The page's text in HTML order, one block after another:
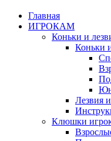
Главная
ИГРОКАМ
Коньки и
Коньки
Лезвия
Клюшки